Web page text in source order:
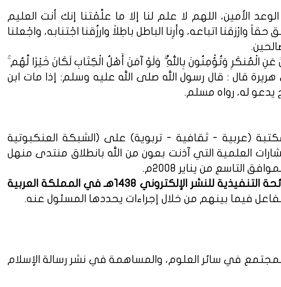
الأمين، اللهم لا علم لنا إلا ما علَّمْتنا إنك أنت العليم
وارْزقنا اتباعه، وأرِنا الباطل باطِلاً وارزُقنا اجْتنابه، واجْعلنا
الْمُنكَرِ وَتُؤْمِنُونَ بِاللَّهِ ۗ وَلَوْ آمَنَ أَهْلُ الْكِتَابِ لَكَانَ خَيْرًا لَّهُم
الْفَاسِقُونَ} (سورة آل عمران: 110). وعن أبي هريرة قال : قال رسول الله صلى الله عليه وسلم: إذا مات ابن
يدعو له، رواه مسلم.
(عربية - ثقافية - تربوية) على (الشبكة العنكبوتية
العلمية التي آذنت بعون من الله بانطلاق منتدى منهل
لوائح وأنظمة اللائحة التنفيذية للنشر الإلكتروني 1438هـ في المملكة العربية
فيما بينهم من خلال إجراءات يحددها المسئول عنه.
في سائر العلوم، والمساهمة في نشر رسالة الإسلام